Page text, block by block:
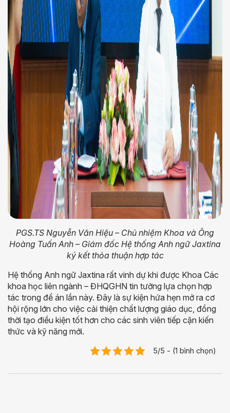
PGS.TS Nguyễn Văn Hiệu – Chủ nhiệm Khoa và Ông
Hoàng Tuấn Anh – Giám đốc Hệ thống Anh ngữ Jaxtina
ký kết thỏa thuận hợp tác
Hệ thống Anh ngữ Jaxtina rất vinh dự khi được Khoa Các
khoa học liên ngành – ĐHQGHN tin tưởng lựa chọn hợp
tác trong đề án lần này. Đây là sự kiện hứa hẹn mở ra cơ
hội rộng lớn cho việc cải thiện chất lượng giáo dục, đồng
thời tạo điều kiện tốt hơn cho các sinh viên tiếp cận kiến
thức và kỹ năng mới.
5/5 - (1 bình chọn)